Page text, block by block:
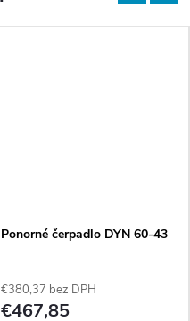
Ponorné čerpadlo DYN 60-43
€380,37 bez DPH
€467,85